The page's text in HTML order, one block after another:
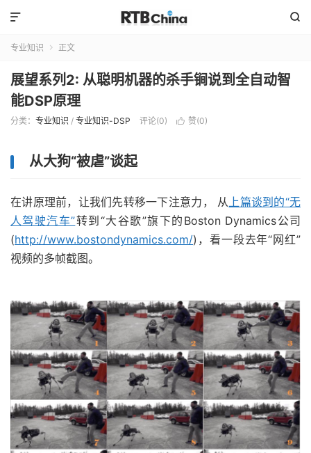


专业知识  正文
展望系列2: 从聪明机器的杀手锏说到全自动智
能DSP原理
分类： 专业知识 / 专业知识-DSP 评论(0)  赞(0)
从大狗“被虐”谈起
在讲原理前，让我们先转移一下注意力， 从上篇谈到的“无
人驾驶汽车”转到“大谷歌”旗下的Boston Dynamics公司
(http://www.bostondynamics.com/)，看一段去年“网红”
视频的多帧截图。